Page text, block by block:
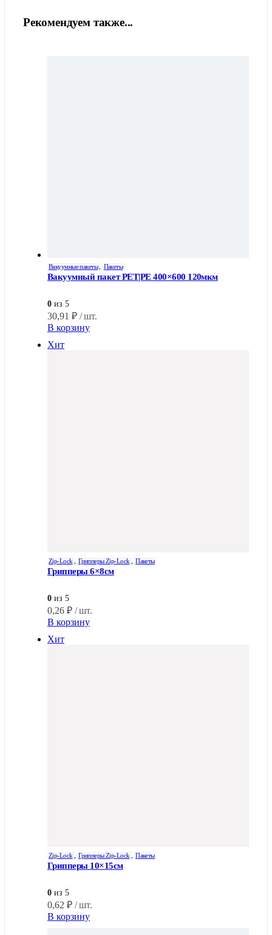
Рекомендуем также...
Вакуумные пакеты Пакеты
Вакуумный пакет PET|PE 400×600 120мкм
0 из 5
30,91 ₽ / шт.
В корзину
Хит
Zip-Lock Грипперы Zip-Lock Пакеты
Грипперы 6×8см
0 из 5
0,26 ₽ / шт.
В корзину
Хит
Zip-Lock Грипперы Zip-Lock Пакеты
Грипперы 10×15см
0 из 5
0,62 ₽ / шт.
В корзину